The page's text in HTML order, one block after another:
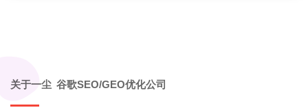
关于一尘 谷歌SEO/GEO优化公司